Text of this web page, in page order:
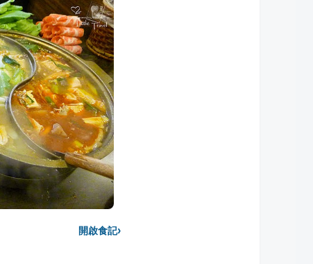
開啟食記›